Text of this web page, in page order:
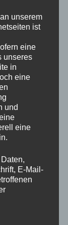
des
und mit
Auch das
werden
bitte schnell
– inkl. Ust. /pro
18 Uhr.
unserem
ist
eine
unseres
in
eine
und
eine
E-Mail-